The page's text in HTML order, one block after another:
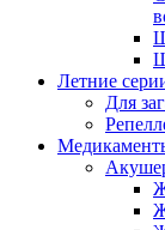
Летние
Для